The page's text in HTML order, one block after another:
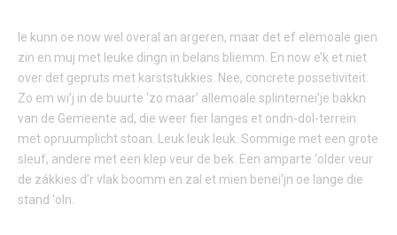
Ie kunn oe now wel overal an argeren, maar det ef elemoale gien
zin en muj met leuke dingn in belans bliemm. En now e’k et niet
over det gepruts met karststukkies. Nee, concrete possetiviteit.
Zo em wi’j in de buurte ‘zo maar’ allemoale splinternei’je bakkn
van de Gemeente ad, die weer fier langes et ondn-dol-terrein
met opruumplicht stoan. Leuk leuk leuk. Sommige met een grote
sleuf, andere met een klep veur de bek. Een amparte ‘older veur
de zákkies d’r vlak boomm en zal et mien benei’jn oe lange die
stand ‘oln.